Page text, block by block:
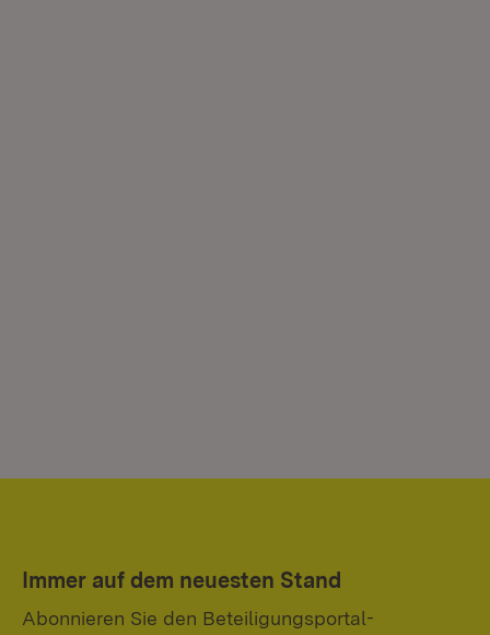
Immer auf dem neuesten Stand
Abonnieren Sie den Beteiligungsportal-